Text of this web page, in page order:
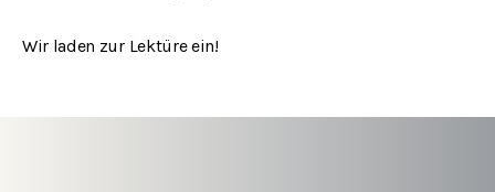
Wir laden zur Lektüre ein!